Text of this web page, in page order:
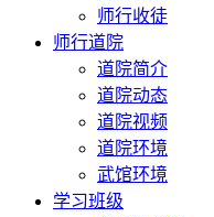
师行收徒
师行道院
道院简介
道院动态
道院视频
道院环境
武馆环境
学习班级